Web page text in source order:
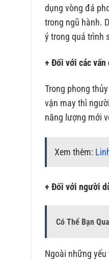
dụng vòng đá
trong ngũ hành.
ý trong quá trình
+ Đối với các
Trong phong
vận may thì
năng lượng mới
Xem thêm:
+ Đối với người
Có Thể Bạn
Ngoài những